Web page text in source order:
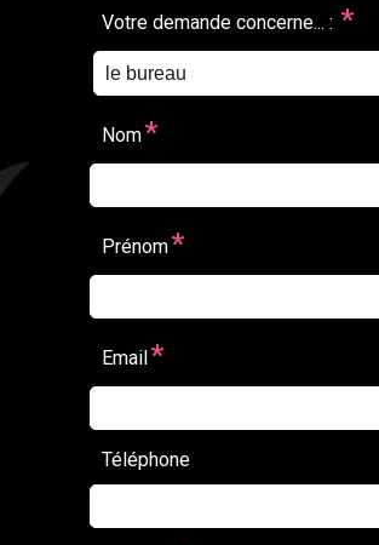
Votre demande concerne... : *
Nom*
Prénom*
Email*
Téléphone